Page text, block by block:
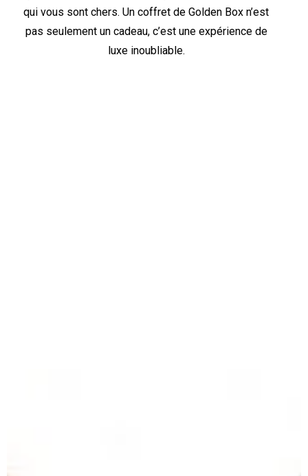
qui vous sont chers. Un coffret de Golden Box n’est
pas seulement un cadeau, c’est une expérience de
luxe inoubliable.